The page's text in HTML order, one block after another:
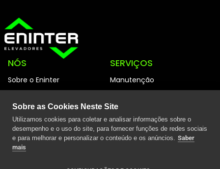
NÓS
Sobre o Eninter
Talento
Blogue
Canal ético
Contacto
SERVIÇOS
Manutenção
Nova instalação
Modernização
Controlo de acesso
Reabilitação
PRODUTOS LEGAL
Sobre as Cookies Neste Site
Utilizamos cookies para coletar e analisar informações sobre o
desempenho e o uso do site, para fornecer funções de redes sociais
e para melhorar e personalizar o conteúdo e os anúncios. Saber
mais